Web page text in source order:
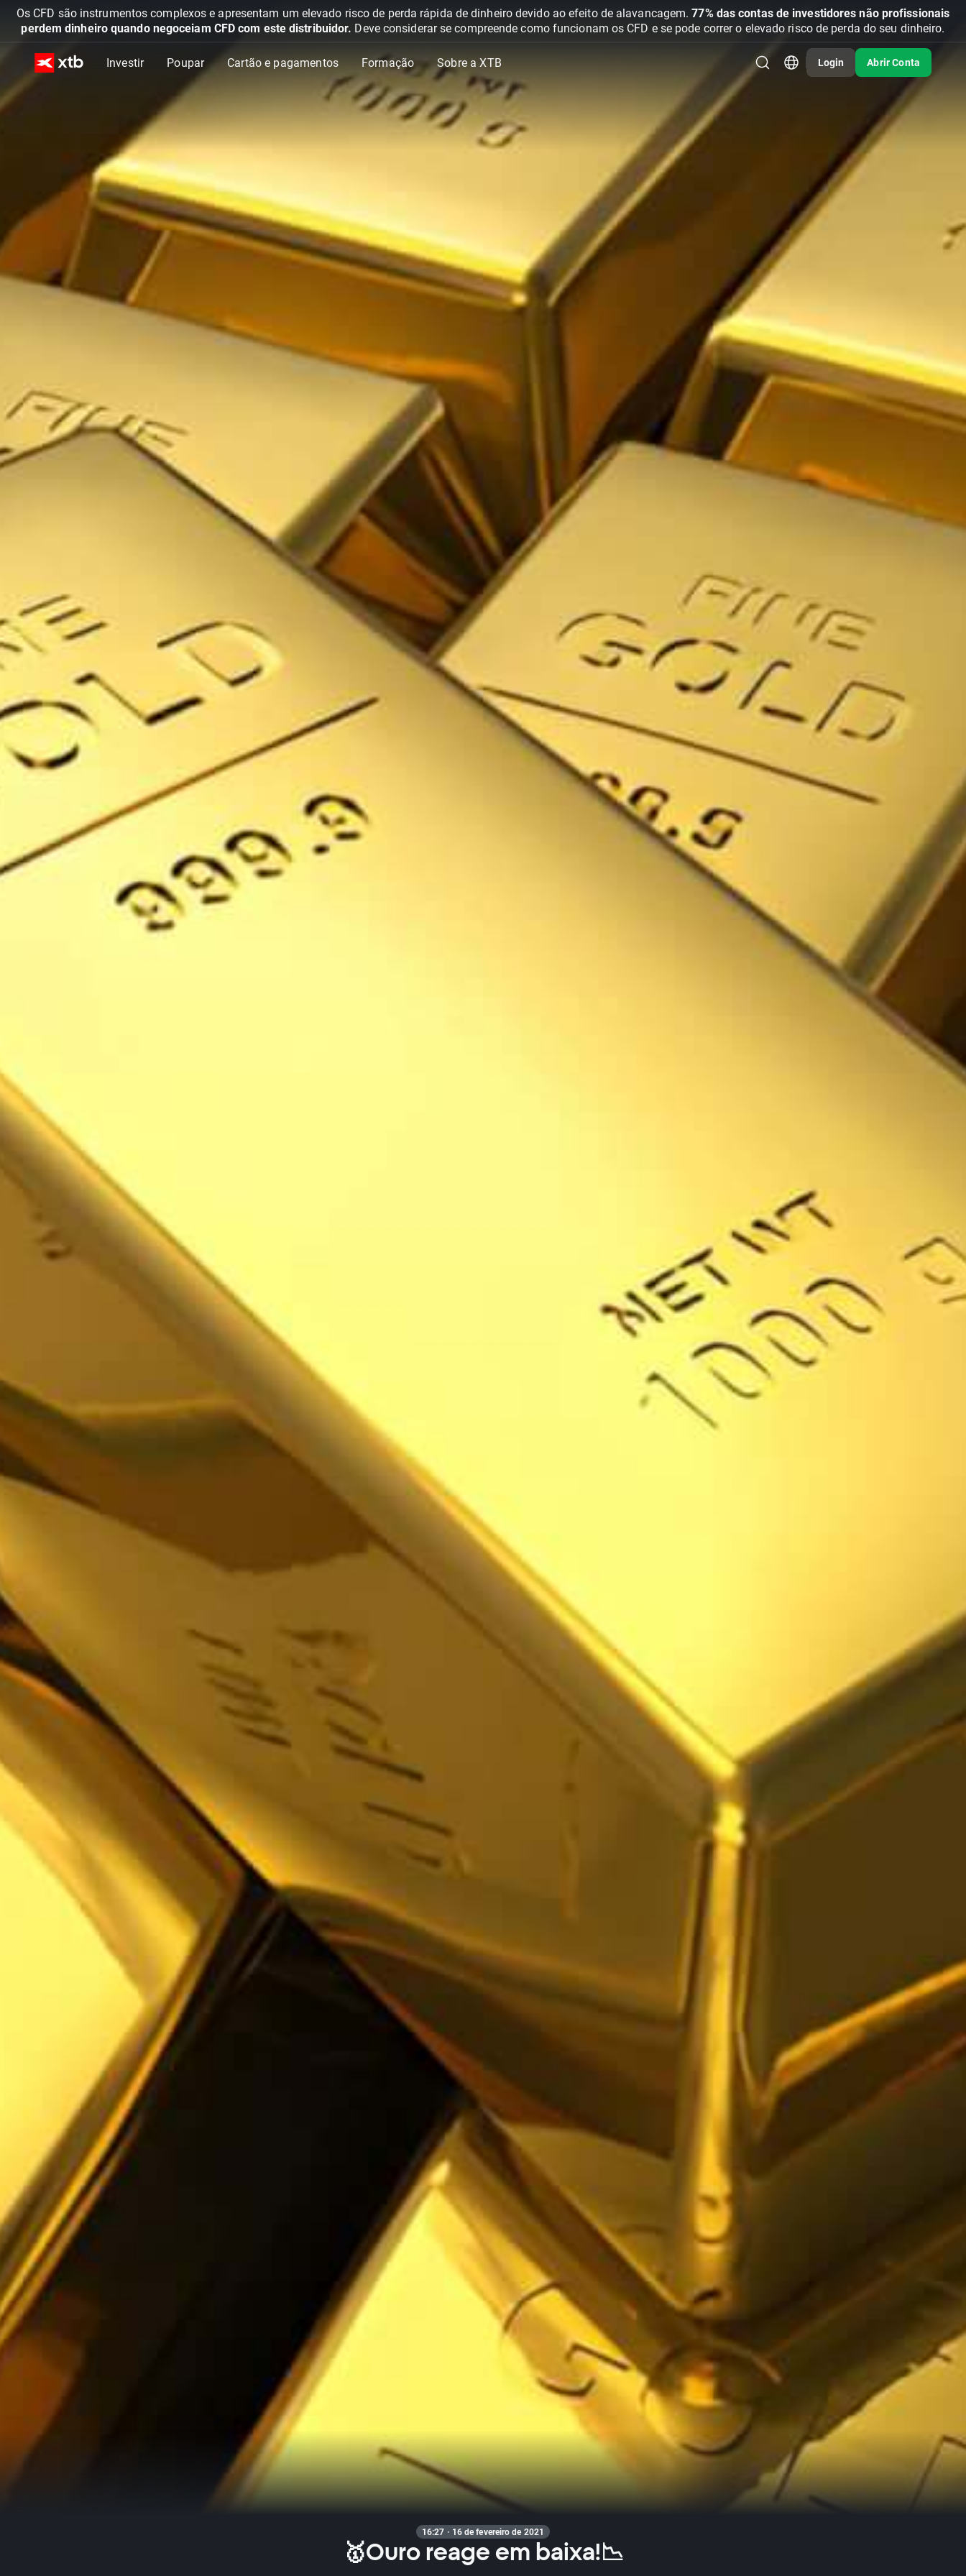
Os CFD são instrumentos complexos e apresentam um elevado risco de perda rápida de dinheiro devido ao efeito de alavancagem.77% das contas de investidores não profissionais
perdem dinheiro quando negoceiam CFD com este distribuidor. Deve considerar se compreende como funcionam os CFD e se pode correr o elevado risco de perda do seu dinheiro.
Investir Poupar Cartão e pagamentos Formação Sobre a XTB Login Abrir Conta
16:27 · 16 de fevereiro de 2021
🥇Ouro reage em baixa!📉